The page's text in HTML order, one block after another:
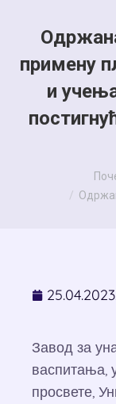
примену
и
You are here:
Завод за
васпитања,
просвете,